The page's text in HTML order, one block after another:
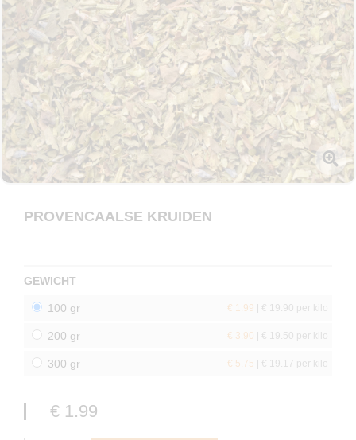
PROVENCAALSE KRUIDEN
GEWICHT
100 gr € 1.99 | € 19.90 per kilo
200 gr € 3.90 | € 19.50 per kilo
300 gr € 5.75 | € 19.17 per kilo
€ 1.99